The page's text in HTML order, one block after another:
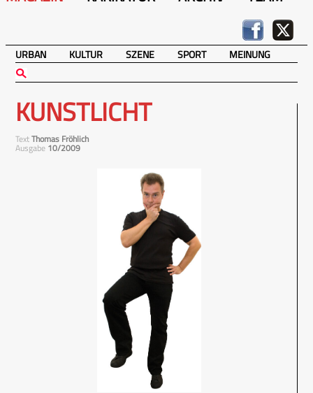
URBAN KULTUR SZENE SPORT MEINUNG
KUNSTLICHT
TextThomas Fröhlich
Ausgabe 10/2009